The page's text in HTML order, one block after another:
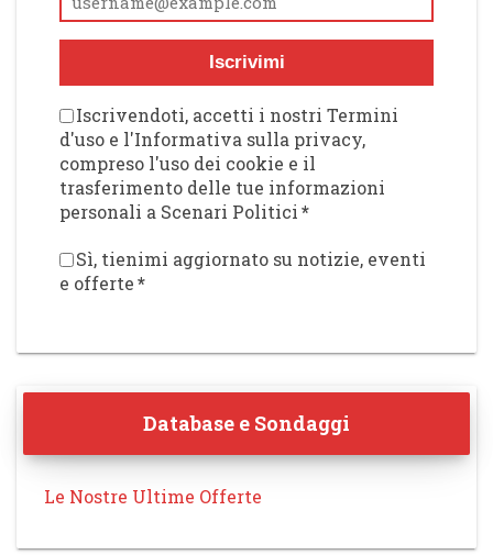
Iscrivimi
Iscrivendoti, accetti i nostri Termini
d'uso e l'Informativa sulla privacy,
compreso l'uso dei cookie e il
trasferimento delle tue informazioni
personali a Scenari Politici*
Sì, tienimi aggiornato su notizie, eventi
e offerte*
Database e Sondaggi
Le Nostre Ultime Offerte